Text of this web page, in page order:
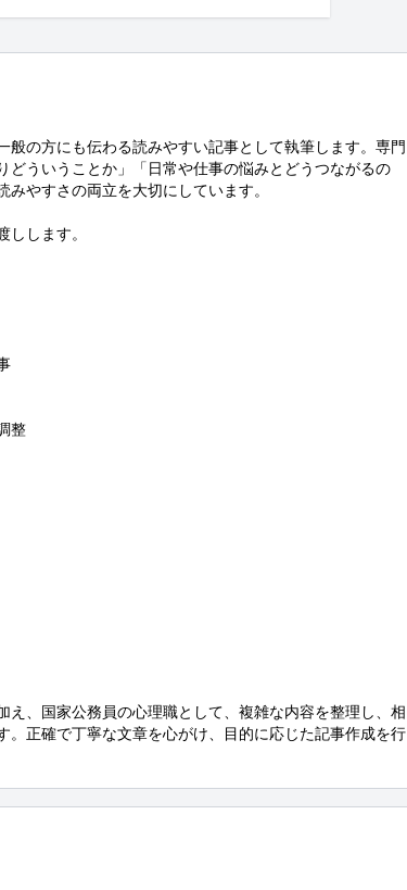
の方にも伝わる読みやすい記事として執筆します。専門
どういうことか」「日常や仕事の悩みとどうつながるの
やすさの両立を大切にしています。
します。
整
え、国家公務員の心理職として、複雑な内容を整理し、相
。正確で丁寧な文章を心がけ、目的に応じた記事作成を行